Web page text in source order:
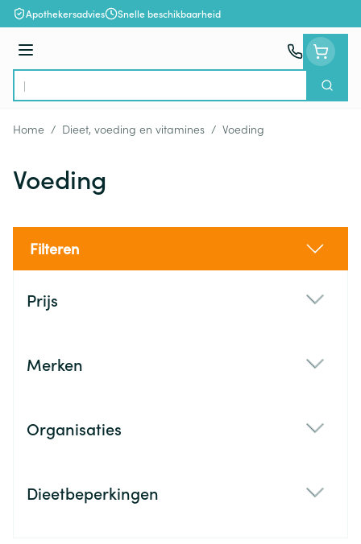
Ga naar de inhoud
Apothekersadvies Snelle beschikbaarheid
Menu
Product, merk, categorie...
Zoek
Home / Dieet, voeding en vitamines / Voeding
Voeding
Filteren
Prijs
Merken
Organisaties
Dieetbeperkingen